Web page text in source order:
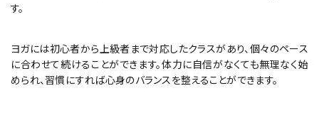
す。
ヨガには初心者から上級者まで対応したクラスがあり、個々のペース
に合わせて続けることができます。体力に自信がなくても無理なく始
められ、習慣にすれば心身のバランスを整えることができます。